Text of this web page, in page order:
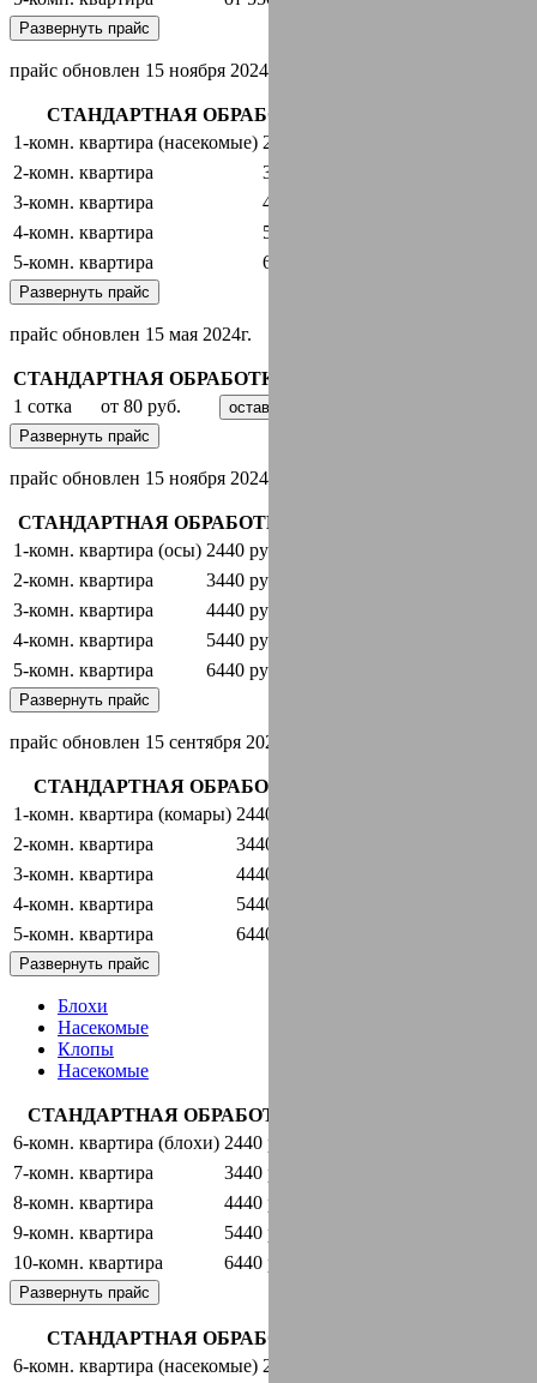
Развернуть прайс
прайс обновлен 15 ноября 2024 г.
СТАНДАРТНАЯ ОБРАБОТКА + ГАРАНТИЯ
1-комн. квартира (насекомые) 2440 руб.
2-комн. квартира 3440 руб.
3-комн. квартира 4440 руб.
4-комн. квартира 5440 руб.
5-комн. квартира 6440 руб.
Развернуть прайс
прайс обновлен 15 мая 2024г.
СТАНДАРТНАЯ ОБРАБОТКА + ГАРАНТИЯ
1 сотка
от 80 руб.
оставить заявку
Развернуть прайс
прайс обновлен 15 ноября 2024 г.
СТАНДАРТНАЯ ОБРАБОТКА + ГАРАНТИЯ
1-комн. квартира (осы) 2440 руб.
2-комн. квартира 3440 руб.
3-комн. квартира 4440 руб.
4-комн. квартира 5440 руб.
5-комн. квартира 6440 руб.
Развернуть прайс
прайс обновлен 15 сентября 2024 г.
СТАНДАРТНАЯ ОБРАБОТКА + ГАРАНТИЯ
1-комн. квартира (комары) 2440 руб.
2-комн. квартира 3440 руб.
3-комн. квартира 4440 руб.
4-комн. квартира 5440 руб.
5-комн. квартира 6440 руб.
Развернуть прайс
Блохи
Насекомые
Клопы
Насекомые
СТАНДАРТНАЯ ОБРАБОТКА + ГАРАНТИЯ
6-комн. квартира (блохи) 2440 руб.
7-комн. квартира 3440 руб.
8-комн. квартира 4440 руб.
9-комн. квартира 5440 руб.
10-комн. квартира 6440 руб.
Развернуть прайс
СТАНДАРТНАЯ ОБРАБОТКА + ГАРАНТИЯ
6-комн. квартира (насекомые) 2440 руб.